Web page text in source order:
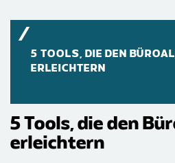
5 TOOLS, DIE DEN
ERLEICHTERN
5 Tools, die den
erleichtern